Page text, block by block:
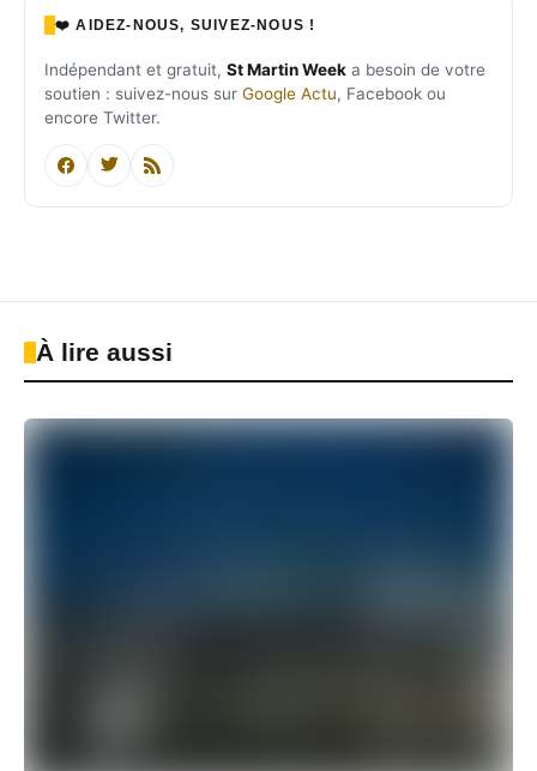
❤️ AIDEZ-NOUS, SUIVEZ-NOUS !
Indépendant et gratuit, St Martin Week a besoin de votre
soutien : suivez-nous sur Google Actu, Facebook ou
encore Twitter.
À lire aussi